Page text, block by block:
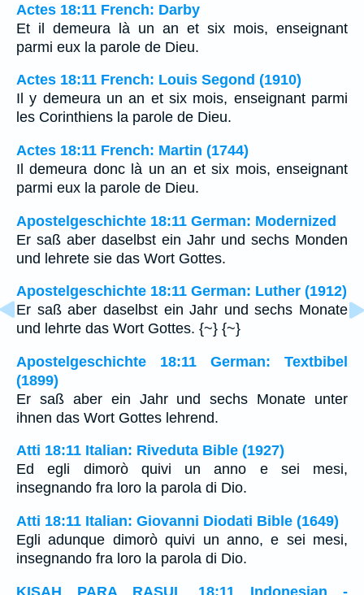
Actes 18:11 French: Darby
Et il demeura là un an et six mois, enseignant
parmi eux la parole de Dieu.
Actes 18:11 French: Louis Segond (1910)
Il y demeura un an et six mois, enseignant parmi
les Corinthiens la parole de Dieu.
Actes 18:11 French: Martin (1744)
Il demeura donc là un an et six mois, enseignant
parmi eux la parole de Dieu.
Apostelgeschichte 18:11 German: Modernized
Er saß aber daselbst ein Jahr und sechs Monden
und lehrete sie das Wort Gottes.
Apostelgeschichte 18:11 German: Luther (1912)
Er saß aber daselbst ein Jahr und sechs Monate
und lehrte das Wort Gottes. {~} {~}
Apostelgeschichte 18:11 German: Textbibel
(1899)
Er saß aber ein Jahr und sechs Monate unter
ihnen das Wort Gottes lehrend.
Atti 18:11 Italian: Riveduta Bible (1927)
Ed egli dimorò quivi un anno e sei mesi,
insegnando fra loro la parola di Dio.
Atti 18:11 Italian: Giovanni Diodati Bible (1649)
Egli adunque dimorò quivi un anno, e sei mesi,
insegnando fra loro la parola di Dio.
KISAH PARA RASUL 18:11 Indonesian -